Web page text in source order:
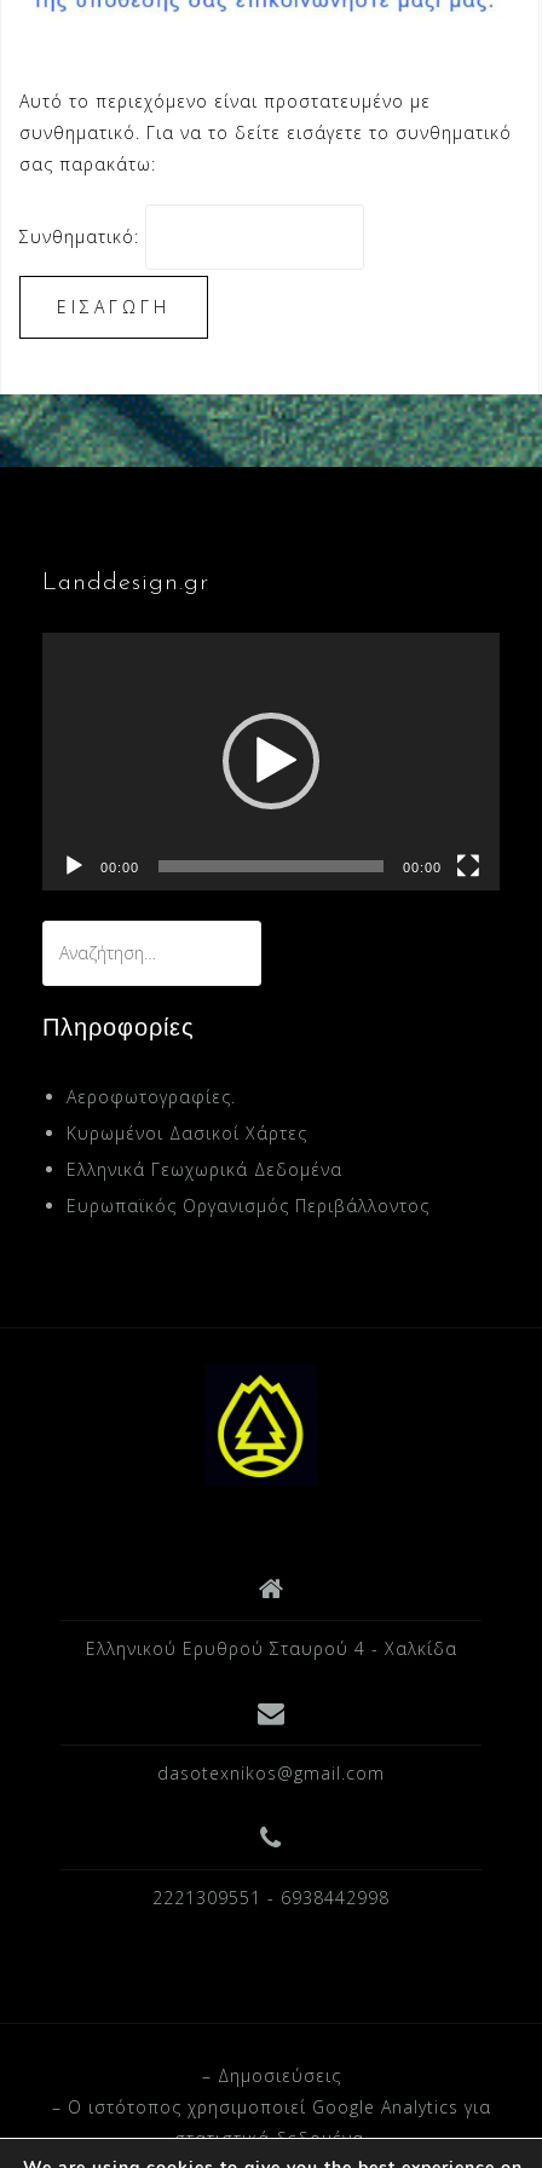
Αυτό το περιεχόμενο είναι προστατευμένο με
συνθηματικό. Για να το δείτε εισάγετε το συνθηματικό
σας παρακάτω:
Συνθηματικό:
Landdesign.gr
00:00 00:00
για:
Πληροφορίες
Αεροφωτογραφίες.
Κυρωμένοι Δασικοί Χάρτες
Ελληνικά Γεωχωρικά Δεδομένα
Ευρωπαϊκός Οργανισμός Περιβάλλοντος
Ελληνικού Ερυθρού Σταυρού 4 - Χαλκίδα
dasotexnikos@gmail.com
2221309551 - 6938442998
– Δημοσιεύσεις
– O ιστότοπος χρησιμοποιεί Google Analytics για
στατιστικά δεδομένα.